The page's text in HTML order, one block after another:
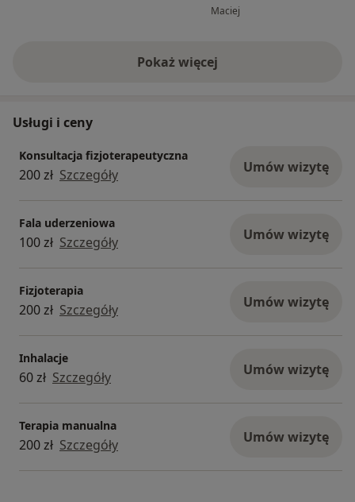
Maciej
Pokaż więcejo doświadczeniu
Usługi i ceny
Konsultacja fizjoterapeutyczna
200 zł Szczegóły Umów wizytę
Fala uderzeniowa
100 zł Szczegóły Umów wizytę
Fizjoterapia
200 zł Szczegóły Umów wizytę
Inhalacje
60 zł Szczegóły Umów wizytę
Terapia manualna
200 zł Szczegóły Umów wizytę